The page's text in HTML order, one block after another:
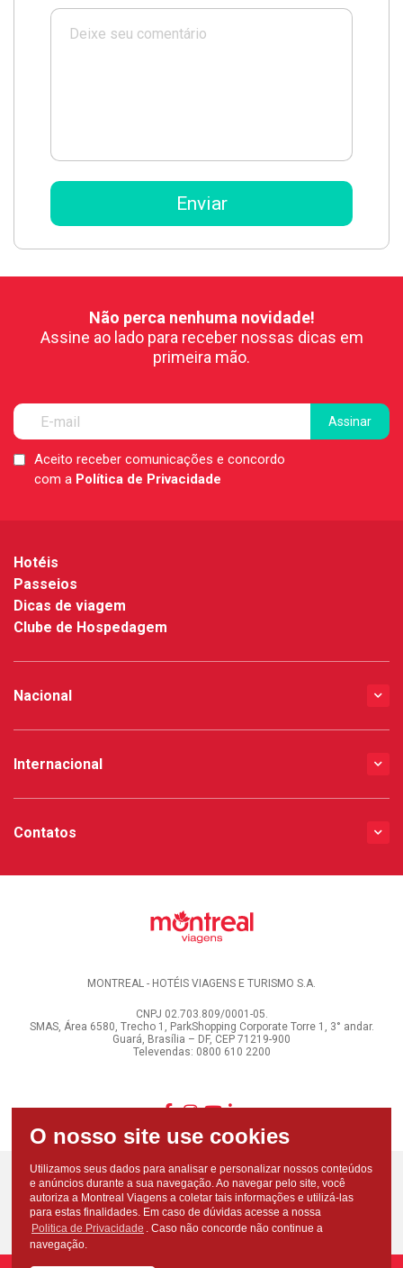
Não perca nenhuma novidade!
Assine ao lado para receber nossas dicas em
primeira mão.
LGPDAceito receber comunicações e concordo
com a Política de Privacidade
Hotéis
Passeios
Dicas de viagem
Clube de Hospedagem
Nacional
Internacional
Contatos
MONTREAL - HOTÉIS VIAGENS E TURISMO S.A.
CNPJ 02.703.809/0001-05.
SMAS, Área 6580, Trecho 1, ParkShopping Corporate Torre 1, 3° andar.
Guará, Brasília – DF, CEP 71219-900
Televendas: 0800 610 2200
Utilizamos seus dados para analisar e personalizar nossos conteúdos
e anúncios durante a sua navegação. Ao navegar pelo site, você
autoriza a Montreal Viagens a coletar tais informações e utilizá-las
para estas finalidades. Em caso de dúvidas acesse a nossa
Politica de Privacidade . Caso não concorde não continue a
navegação.